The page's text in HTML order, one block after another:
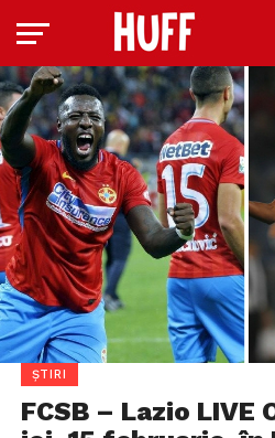
ȘTIRI
FCSB – Lazio LIVE